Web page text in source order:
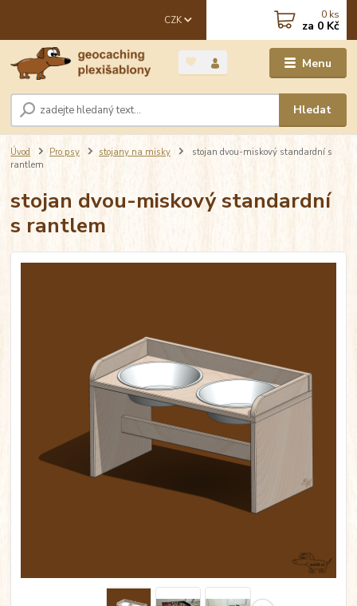
Menu
CZK
Hledat
0 ks
za 0 Kč
Úvod Pro psy stojany na misky
stojan dvou-miskový standardní s
rantlem
stojan dvou-miskový standardní
s rantlem